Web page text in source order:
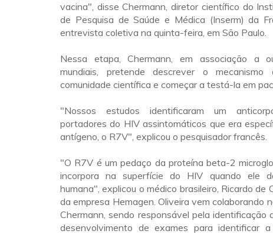
vacina", disse Chermann, diretor científico do
de Pesquisa de Saúde e Médica (Inserm) da
entrevista coletiva na quinta-feira, em São Paulo.
Nessa etapa, Chermann, em associação a
mundiais, pretende descrever o
comunidade científica e começar a testá-la em
"Nossos estudos identificaram um
portadores do HIV assintomáticos que era
antígeno, o R7V", explicou o pesquisador francês.
"O R7V é um pedaço da proteína beta-2
incorpora na superfície do HIV quando ele
humana", explicou o médico brasileiro, Ricardo de
da empresa Hemagen. Oliveira vem colaborando
Chermann, sendo responsável pela identificação
desenvolvimento de exames para identificar